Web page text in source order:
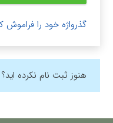
گذرواژه خود را فراموش
هنوز ثبت نام نکرده اید؟